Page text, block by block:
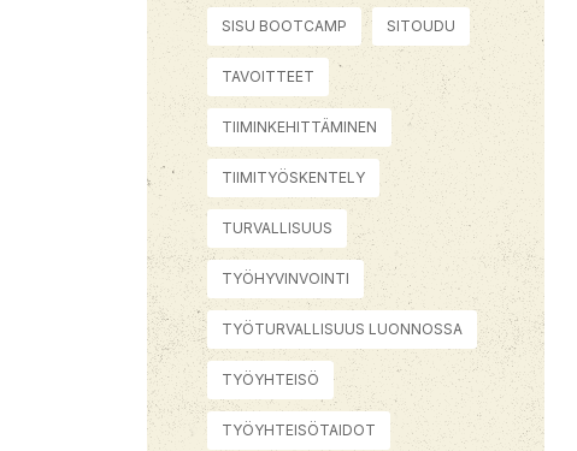
SISU BOOTCAMP SITOUDU
TAVOITTEET
TIIMINKEHITTÄMINEN
TIIMITYÖSKENTELY
TURVALLISUUS
TYÖHYVINVOINTI
TYÖTURVALLISUUS LUONNOSSA
TYÖYHTEISÖ
TYÖYHTEISÖTAIDOT